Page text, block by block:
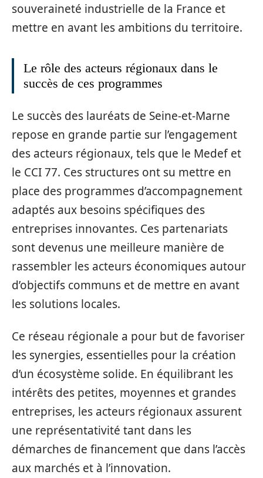
souveraineté industrielle de la France et
mettre en avant les ambitions du territoire.
Le rôle des acteurs régionaux dans le
succès de ces programmes
Le succès des lauréats de Seine-et-Marne
repose en grande partie sur l’engagement
des acteurs régionaux, tels que le Medef et
le CCI 77. Ces structures ont su mettre en
place des programmes d’accompagnement
adaptés aux besoins spécifiques des
entreprises innovantes. Ces partenariats
sont devenus une meilleure manière de
rassembler les acteurs économiques autour
d’objectifs communs et de mettre en avant
les solutions locales.
Ce réseau régionale a pour but de favoriser
les synergies, essentielles pour la création
d’un écosystème solide. En équilibrant les
intérêts des petites, moyennes et grandes
entreprises, les acteurs régionaux assurent
une représentativité tant dans les
démarches de financement que dans l’accès
aux marchés et à l’innovation.